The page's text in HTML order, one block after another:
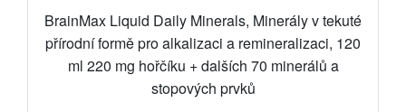
BrainMax Liquid Daily Minerals, Minerály v tekuté
přírodní formě pro alkalizaci a remineralizaci, 120
ml 220 mg hořčíku + dalších 70 minerálů a
stopových prvků